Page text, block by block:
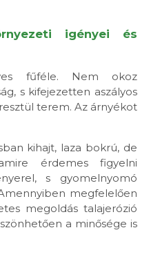
igényei és
fűféle. Nem okoz
s kifejezetten aszályos
terem. Az árnyékot
kihajt, laza bokrú, de
érdemes figyelni
s gyomelnyomó
megfelelően
megoldás talajerózió
a minősége is